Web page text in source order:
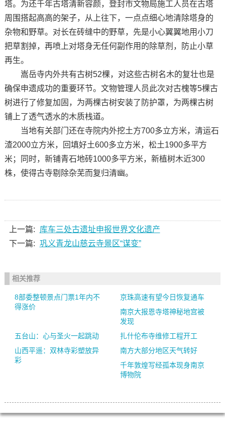
塔。为还千年古塔清新容颜，登封市文物局施工人员在古塔
周围搭起高高的架子，从上往下，一点点细心地清除塔身的
杂物和野草。对长在砖缝中的野草，先是小心翼翼地用小刀
把草割掉，再喷上对塔身无任何副作用的除草剂，防止小草
再生。
嵩岳寺内外共有古树52棵，对这些古树名木的复壮也是
确保申遗成功的重要环节。文物管理人员此次对古槐等5棵古
树进行了修复加固，为两棵古树安装了防护罩，为两棵古树
铺上了透气透水的木质栈道。
当地有关部门还在寺院内外挖土方700多立方米，清运石
渣2000立方米，回填好土600多立方米，松土1900多平方
米；同时，新铺青石地砖1000多平方米，新植树木近300
株，使得古寺剔除杂芜而复归清幽。
上一篇:
库车三处古遗址申报世界文化遗产
下一篇: 巩义青龙山慈云寺景区“谋变”
相关推荐
8部委整顿景点门票1年内不
得涨价
京珠高速有望今日恢复通车
南京大报恩寺塔神秘地宫被
发现
五台山：心与圣火一起跳动
扎什伦布寺维修工程开工
山西平遥：双林寺彩塑放异
彩
南方大部分地区天气转好
千年敦煌写经孤本现身南京
博物院